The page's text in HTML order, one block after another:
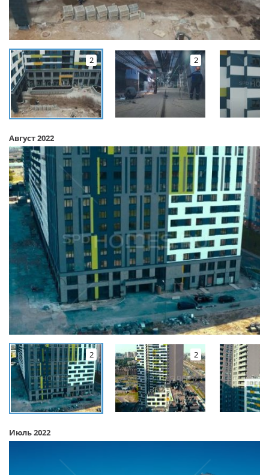
2 2
Август 2022
2 2
Июль 2022